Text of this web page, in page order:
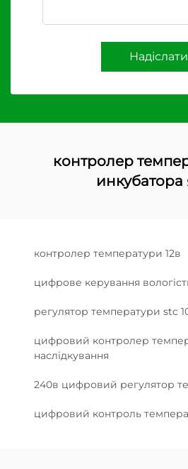
Надіслати
контролер
инкубатора
контролер температури 12в
цифрове керування
регулятор температури stc
цифровий контролер
наслідкування
240в цифровий регулятор
цифровий контроль